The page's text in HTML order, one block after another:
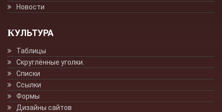
Новости
КУЛЬТУРА
Таблицы
Скруглённые уголки.
Списки
Ссылки
Формы
Дизайны сайтов